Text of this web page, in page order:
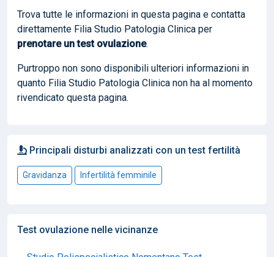
Trova tutte le informazioni in questa pagina e contatta
direttamente Filia Studio Patologia Clinica per
prenotare un test ovulazione.
Purtroppo non sono disponibili ulteriori informazioni in
quanto Filia Studio Patologia Clinica non ha al momento
rivendicato questa pagina.
Principali disturbi analizzati con un test fertilità
Gravidanza Infertilità femminile
Test ovulazione nelle vicinanze